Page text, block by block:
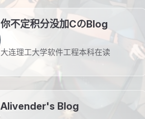
你不定积分没加CのBlog
大连理工大学软件工程本科在读
Alivender's Blog